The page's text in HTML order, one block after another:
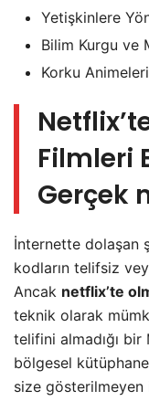
Yetişkinlere
Bilim Kurgu ve
Korku
Filmleri
Gerçek
İnternette dolaşan
kodların telifsiz
Ancak netflix’te
teknik olarak
telifini almadığı
bölgesel
size